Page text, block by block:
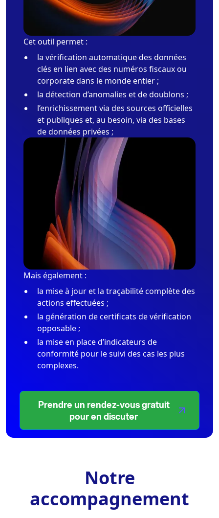
Cet outil permet :
la vérification automatique des données
clés en lien avec des numéros fiscaux ou
corporate dans le monde entier ;
la détection d’anomalies et de doublons ;
l’enrichissement via des sources officielles
et publiques et, au besoin, via des bases
de données privées ;
Mais également :
la mise à jour et la traçabilité complète des
actions effectuées ;
la génération de certificats de vérification
opposable ;
la mise en place d’indicateurs de
conformité pour le suivi des cas les plus
complexes.
Prendre un rendez-vous gratuit
pour en discuter
Notre
accompagnement